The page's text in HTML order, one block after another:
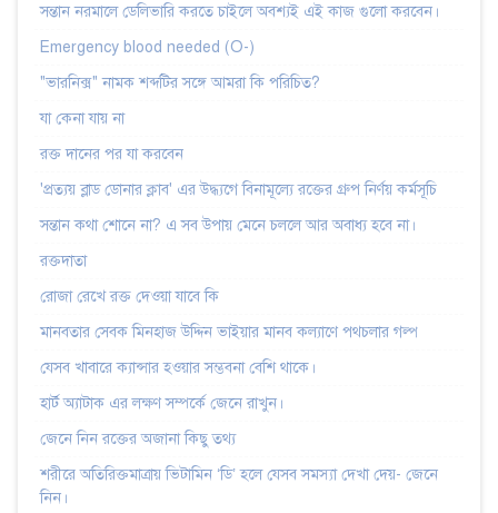
সন্তান নরমালে ডেলিভারি করতে চাইলে অবশ্যই এই কাজ গুলো করবেন।
Emergency blood needed (O-)
"ভারনিক্স" নামক শব্দটির সঙ্গে আমরা কি পরিচিত?
যা কেনা যায় না
রক্ত দানের পর যা করবেন
'প্রত্যয় ব্লাড ডোনার ক্লাব' এর উদ্ধ্যগে বিনামূল্যে রক্তের গ্রুপ নির্ণয় কর্মসূচি
সন্তান কথা শোনে না? এ সব উপায় মেনে চললে আর অবাধ্য হবে না।
রক্তদাতা
রোজা রেখে রক্ত দেওয়া যাবে কি
মানবতার সেবক মিনহাজ উদ্দিন ভাইয়ার মানব কল্যাণে পথচলার গল্প
যেসব খাবারে ক্যান্সার হওয়ার সম্ভবনা বেশি থাকে।
হার্ট অ্যাটাক এর লক্ষণ সম্পর্কে জেনে রাখুন।
জেনে নিন রক্তের অজানা কিছু তথ্য
শরীরে অতিরিক্তমাত্রায় ভিটামিন ‘ডি’ হলে যেসব সমস্যা দেখা দেয়- জেনে
নিন।